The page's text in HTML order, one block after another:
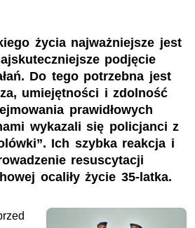
życia najważniejsze jest
podjęcie
Do tego potrzebna jest
umiejętności i zdolność
prawidłowych
wykazali się policjanci z
Ich szybka reakcja i
resuscytacji
ocaliły życie 35-latka.